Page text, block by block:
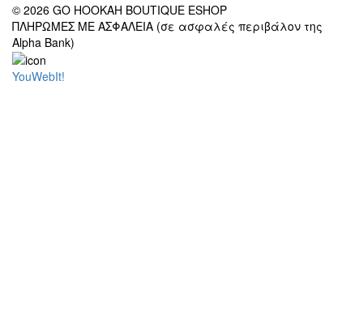
© 2026 GO HOOKAH BOUTIQUE ESHOP
ΠΛΗΡΩΜΕΣ ΜΕ ΑΣΦΑΛΕΙΑ (σε ασφαλές περιβάλον της
Alpha Bank)
YouWebIt!